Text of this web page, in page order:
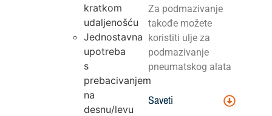
kratkom
udaljenošću
Jednostavna
upotreba
s
prebacivanjem
na
desnu/levu
Za podmazivanje
takođe možete
koristiti ulje za
podmazivanje
pneumatskog alata
Saveti